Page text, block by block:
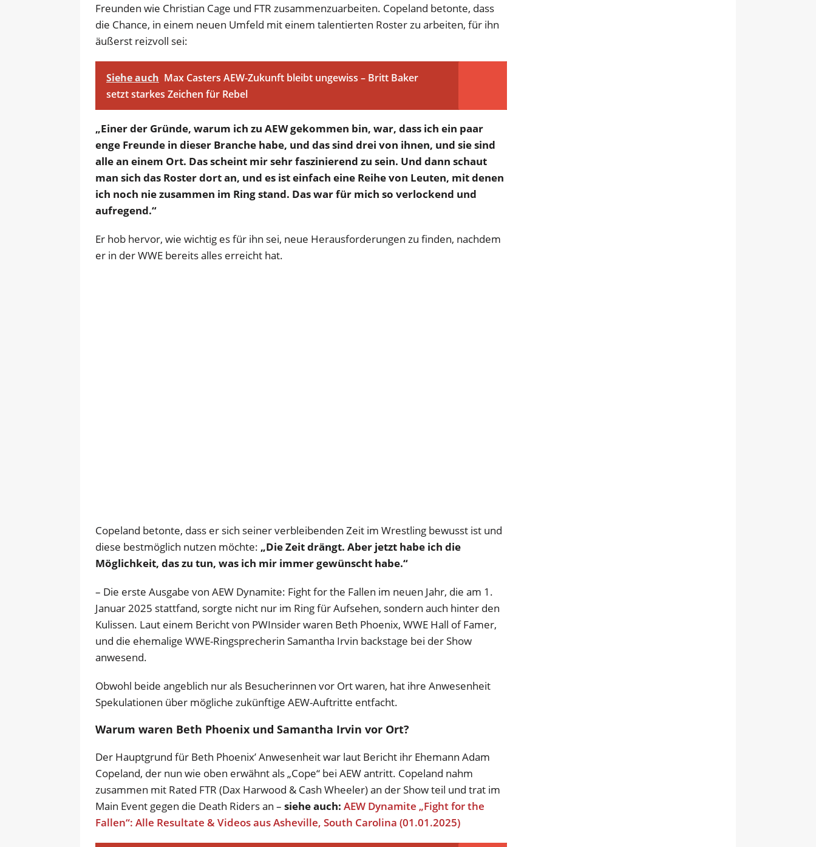
Freunden wie Christian Cage und FTR zusammenzuarbeiten. Copeland betonte, dass
die Chance, in einem neuen Umfeld mit einem talentierten Roster zu arbeiten, für ihn
äußerst reizvoll sei:
Siehe auch Max Casters AEW-Zukunft bleibt ungewiss – Britt Baker
setzt starkes Zeichen für Rebel
„Einer der Gründe, warum ich zu AEW gekommen bin, war, dass ich ein paar
enge Freunde in dieser Branche habe, und das sind drei von ihnen, und sie sind
alle an einem Ort. Das scheint mir sehr faszinierend zu sein. Und dann schaut
man sich das Roster dort an, und es ist einfach eine Reihe von Leuten, mit denen
ich noch nie zusammen im Ring stand. Das war für mich so verlockend und
aufregend.“
Er hob hervor, wie wichtig es für ihn sei, neue Herausforderungen zu finden, nachdem
er in der WWE bereits alles erreicht hat.
Copeland betonte, dass er sich seiner verbleibenden Zeit im Wrestling bewusst ist und
diese bestmöglich nutzen möchte: „Die Zeit drängt. Aber jetzt habe ich die
Möglichkeit, das zu tun, was ich mir immer gewünscht habe.“
– Die erste Ausgabe von AEW Dynamite: Fight for the Fallen im neuen Jahr, die am 1.
Januar 2025 stattfand, sorgte nicht nur im Ring für Aufsehen, sondern auch hinter den
Kulissen. Laut einem Bericht von PWInsider waren Beth Phoenix, WWE Hall of Famer,
und die ehemalige WWE-Ringsprecherin Samantha Irvin backstage bei der Show
anwesend.
Obwohl beide angeblich nur als Besucherinnen vor Ort waren, hat ihre Anwesenheit
Spekulationen über mögliche zukünftige AEW-Auftritte entfacht.
Warum waren Beth Phoenix und Samantha Irvin vor Ort?
Der Hauptgrund für Beth Phoenix’ Anwesenheit war laut Bericht ihr Ehemann Adam
Copeland, der nun wie oben erwähnt als „Cope“ bei AEW antritt. Copeland nahm
zusammen mit Rated FTR (Dax Harwood & Cash Wheeler) an der Show teil und trat im
Main Event gegen die Death Riders an – siehe auch: AEW Dynamite „Fight for the
Fallen“: Alle Resultate & Videos aus Asheville, South Carolina (01.01.2025)